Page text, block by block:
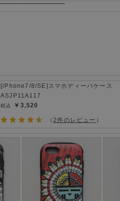
[iPhone7/8/SE]スマホディーバケース
ASJP11A117
￥3,520
（2件のレビュー ）